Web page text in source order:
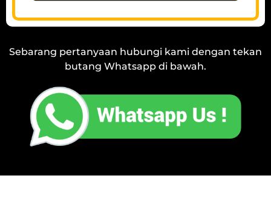
Sebarang pertanyaan hubungi kami dengan tekan
butang Whatsapp di bawah.